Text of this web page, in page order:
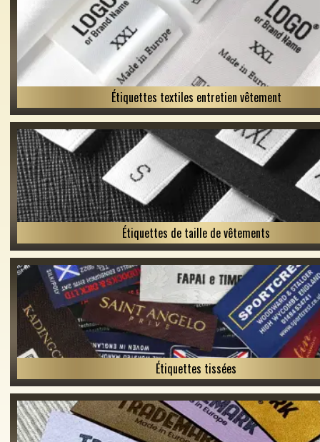
Étiquettes textiles entretien vêtement
Étiquettes de taille de vêtements
Étiquettes tissées